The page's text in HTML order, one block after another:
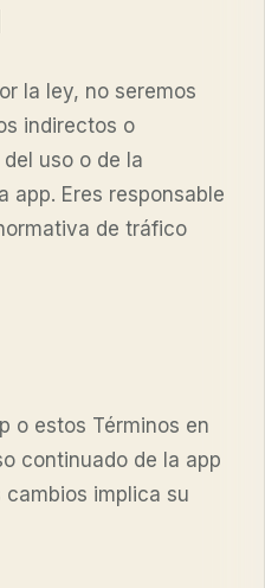
la ley, no seremos
indirectos o
uso o de la
app. Eres responsable
de tráfico
o estos Términos en
continuado de la app
implica su